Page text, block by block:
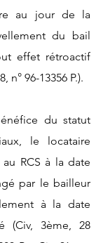
au jour de la
du bail
effet rétroactif
n° 96-13356 P.).
du statut
le locataire
RCS à la date
par le bailleur
à la date
(Civ, 3ème, 28